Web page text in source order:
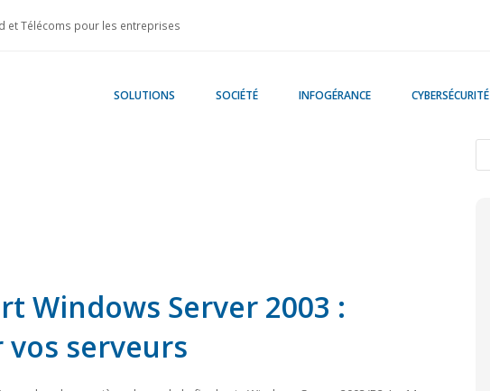
et Télécoms pour les entreprises
SOLUTIONS SOCIÉTÉ INFOGÉRANCE CYBERSÉCURITÉ
Windows Server 2003 :
serveurs